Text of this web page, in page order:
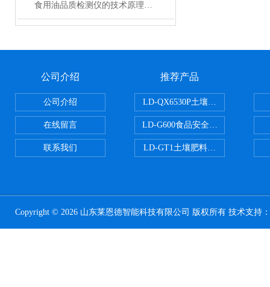
食用油品质检测仪的技术原理与功能特点
公司介绍
公司介绍
在线留言
联系我们
推荐产品
LD-QX6530P土壤氧化还原电位检
LD-G600食品安全检测仪
LD-GT1土壤肥料养分检测仪
Copyright © 2026 山东莱恩德智能科技有限公司 版权所有 技术支持：